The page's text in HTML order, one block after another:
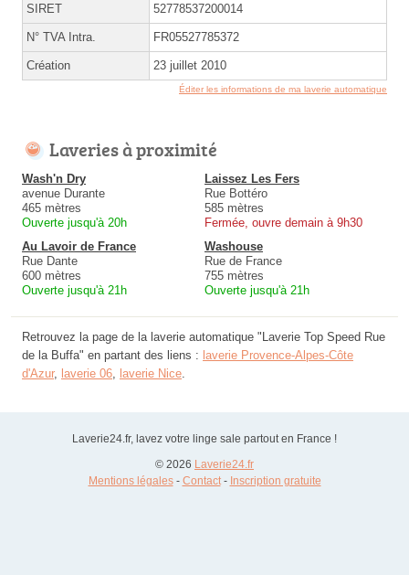
SIRET 52778537200014
N° TVA Intra. FR05527785372
Création 23 juillet 2010
Éditer les informations de ma laverie automatique
Laveries à proximité
Wash'n Dry
avenue Durante
465 mètres
Ouverte jusqu'à 20h
Laissez Les Fers
Rue Bottéro
585 mètres
Fermée, ouvre demain à 9h30
Au Lavoir de France
Rue Dante
600 mètres
Ouverte jusqu'à 21h
Washouse
Rue de France
755 mètres
Ouverte jusqu'à 21h
Retrouvez la page de la laverie automatique "Laverie Top Speed Rue
de la Buffa" en partant des liens : laverie Provence-Alpes-Côte
d'Azur, laverie 06 laverie Nice
Laverie24.fr, lavez votre linge sale partout en France !
© 2026 Laverie24.fr
Mentions légales- Contact- Inscription gratuite